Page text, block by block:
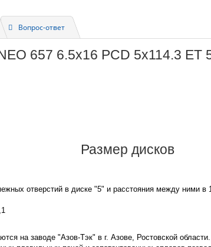
Вопрос-ответ
657 6.5x16 PCD 5x114.3 ET
Размер дисков
отверстий в диске "5" и расстояния между ними в
на заводе "Азов-Тэк" в г. Азове, Ростовской области.